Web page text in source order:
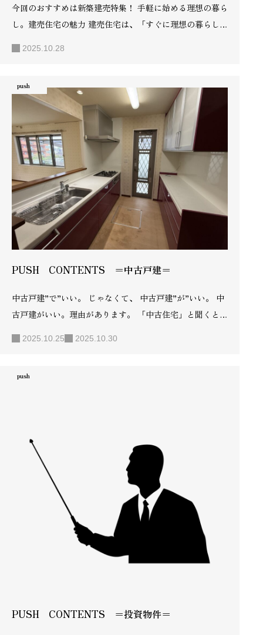
今回のおすすめは新築建売特集！ 手軽に始める理想の暮ら
し。建売住宅の魅力 建売住宅は、「すぐに理想の暮らしを
魅力。設計や仕様もプロの目線でバランスよく仕上げられ
ているため、住みやすさとデザイン性を両立した完成度の
高い家が手に入ります。 また、実際の建物を見学できるの
で、間取り・日当たり・周辺環境などを確認して納得の上
で購入できる安心感もあります。価格も土地＋建物の総額
でわかりやすく、資金計画が立てやすいのも嬉しいポイン
ト。 さらに、分譲地内…
2025.10.28
push
PUSH CONTENTS ＝中古戸建＝
中古戸建”で”いい。 じゃなくて、 中古戸建”が”いい。 中
古戸建がいい。理由があります。 「中古住宅」と聞くと、
自分の目で確かめられる安心感。 新築とは違い、日当たり
えられるため、予算に余裕を持って理想の立地を選べるの
も大きなポ…
2025.10.25 2025.10.30
push
PUSH CONTENTS ＝投資物件＝